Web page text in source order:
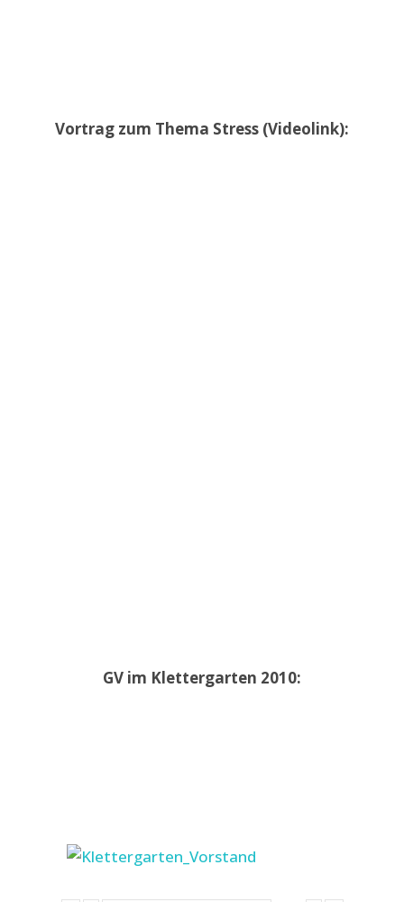
Vortrag zum Thema Stress (Videolink):
GV im Klettergarten 2010: